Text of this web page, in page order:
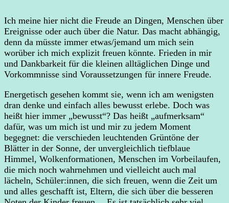
Ich meine hier nicht die Freude an Dingen, Menschen über
Ereignisse oder auch über die Natur. Das macht abhängig,
denn da müsste immer etwas/jemand um mich sein
worüber ich mich explizit freuen könnte. Frieden in mir
und Dankbarkeit für die kleinen alltäglichen Dinge und
Vorkommnisse sind Voraussetzungen für innere Freude.
Energetisch gesehen kommt sie, wenn ich am wenigsten
dran denke und einfach alles bewusst erlebe. Doch was
heißt hier immer „bewusst“? Das heißt „aufmerksam“
dafür, was um mich ist und mir zu jedem Moment
begegnet: die verschieden leuchtenden Grüntöne der
Blätter in der Sonne, der unvergleichlich tiefblaue
Himmel, Wolkenformationen, Menschen im Vorbeilaufen,
die mich noch wahrnehmen und vielleicht auch mal
lächeln, Schüler:innen, die sich freuen, wenn die Zeit um
und alles geschafft ist, Eltern, die sich über die besseren